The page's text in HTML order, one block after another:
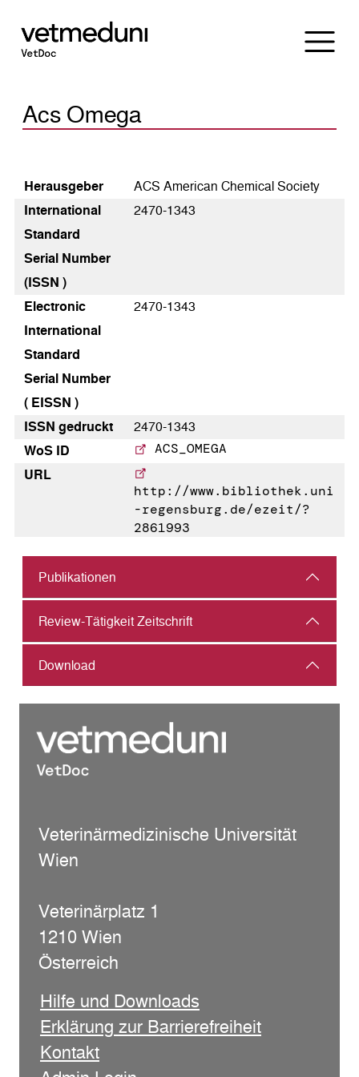
Acs Omega
Heraus­geber
ACS American Chemical Society
International
Standard
Serial Number
(ISSN )
2470-1343
Electronic
International
Standard
Serial Number
( EISSN )
2470-1343
ISSN gedruckt
2470-1343
WoS ID
ACS_OMEGA
URL
http://www.bibliothek.uni
-regensburg.de/ezeit/?
2861993
Publikationen
Review-Tätigkeit Zeitschrift
Download
Veterinärmedizinische Universität
Wien
Veterinärplatz 1
1210 Wien
Österreich
Hilfe und Downloads
Erklärung zur Barrierefreiheit
Kontakt